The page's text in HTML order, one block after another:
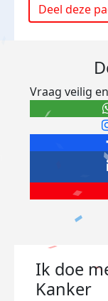
Deel deze
Vraag veilig
Ik doe
Kanker